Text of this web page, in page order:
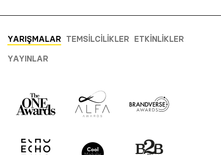
YARIŞMALAR TEMSILCILIKLER ETKINLIKLER
YAYINLAR